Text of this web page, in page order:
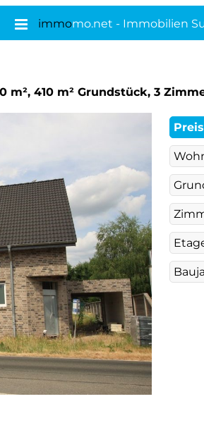
immomo.net - Immobilien
m², 410 m² Grundstück, 3